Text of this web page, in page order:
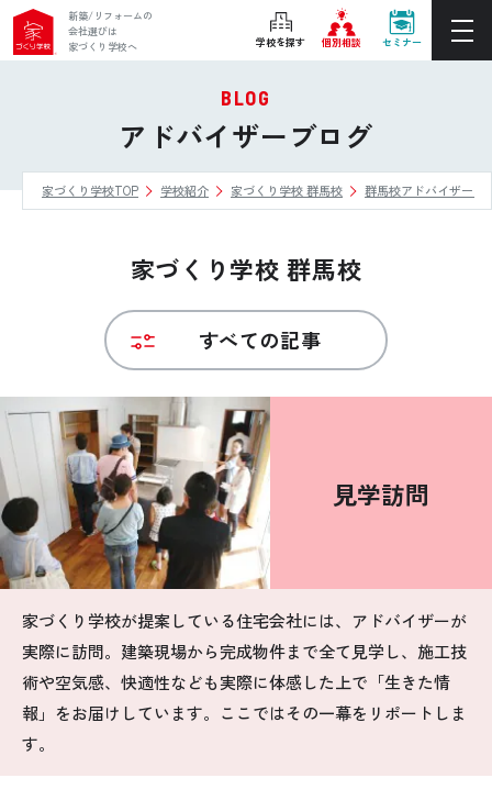
新築/リフォームの
会社選びは
家づくり学校へ
学校を探す 個別相談 セミナー
ぴったりの住宅会社をご提案
個別相談
後悔しない家づくりをレクチャー
セミナーをみる
ご利用は無料！全国20校
ホーム
家づくり学校とは
お悩み・相談事例
よくある質問
ご利用者の声・実例
お役立ち情報
BLOG
アドバイザーブログ
家づくり学校TOP 学校紹介 家づくり学校 群馬校 群馬校アドバイザーブ
家づくり学校 群馬校
すべての記事
見学訪問
家づくり学校が提案している住宅会社には、アドバイザーが
実際に訪問。建築現場から完成物件まで全て見学し、施工技
術や空気感、快適性なども実際に体感した上で「生きた情
報」をお届けしています。ここではその一幕をリポートしま
す。